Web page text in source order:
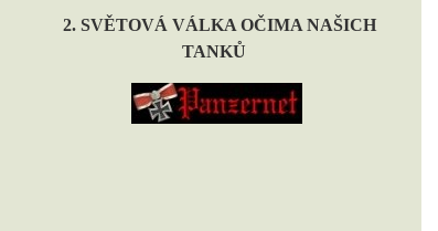
2. SVĚTOVÁ VÁLKA OČIMA NAŠICH
TANKŮ